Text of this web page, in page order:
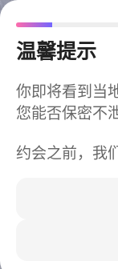
温馨提示
你即将看到当
您能否保密不
约会之前，我
同城